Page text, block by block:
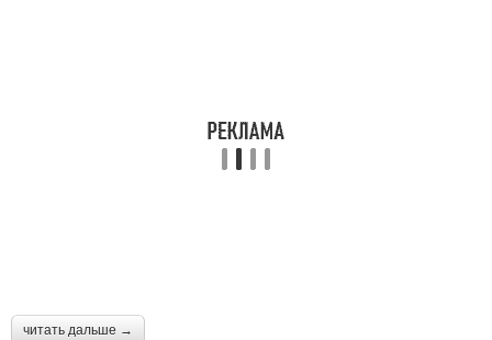
читать дальше →